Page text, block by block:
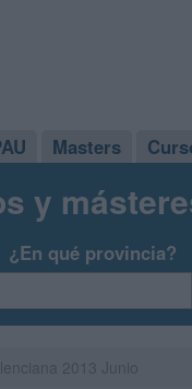
Masters
y
¿En qué provincia?